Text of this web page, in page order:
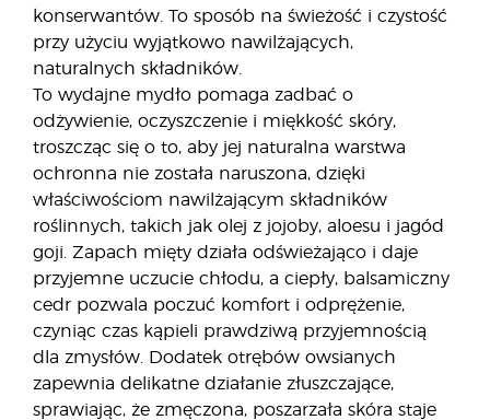
konserwantów. To sposób na świeżość i czystość
przy użyciu wyjątkowo nawilżających,
naturalnych składników.
To wydajne mydło pomaga zadbać o
odżywienie, oczyszczenie i miękkość skóry,
troszcząc się o to, aby jej naturalna warstwa
ochronna nie została naruszona, dzięki
właściwościom nawilżającym składników
roślinnych, takich jak olej z jojoby, aloesu i jagód
goji. Zapach mięty działa odświeżająco i daje
przyjemne uczucie chłodu, a ciepły, balsamiczny
cedr pozwala poczuć komfort i odprężenie,
czyniąc czas kąpieli prawdziwą przyjemnością
dla zmysłów. Dodatek otrębów owsianych
zapewnia delikatne działanie złuszczające,
sprawiając, że zmęczona, poszarzała skóra staje